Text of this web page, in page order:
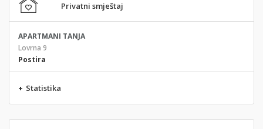
Privatni smještaj
APARTMANI TANJA
Lovrna 9
Postira
+ Statistika